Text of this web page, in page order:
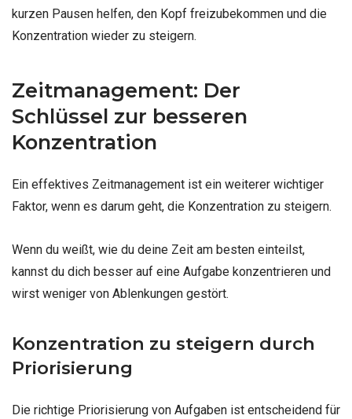
kurzen Pausen helfen, den Kopf freizubekommen und die
Konzentration wieder zu steigern.
Zeitmanagement: Der
Schlüssel zur besseren
Konzentration
Ein effektives Zeitmanagement ist ein weiterer wichtiger
Faktor, wenn es darum geht, die Konzentration zu steigern.
Wenn du weißt, wie du deine Zeit am besten einteilst,
kannst du dich besser auf eine Aufgabe konzentrieren und
wirst weniger von Ablenkungen gestört.
Konzentration zu steigern durch
Priorisierung
Die richtige Priorisierung von Aufgaben ist entscheidend für